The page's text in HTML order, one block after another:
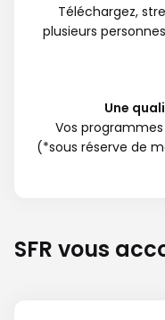
Téléchargez,
plusieurs
Une
Vos
(*sous réserve de
SFR vous